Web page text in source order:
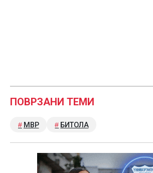
ПОВРЗАНИ ТЕМИ
МВР БИТОЛА